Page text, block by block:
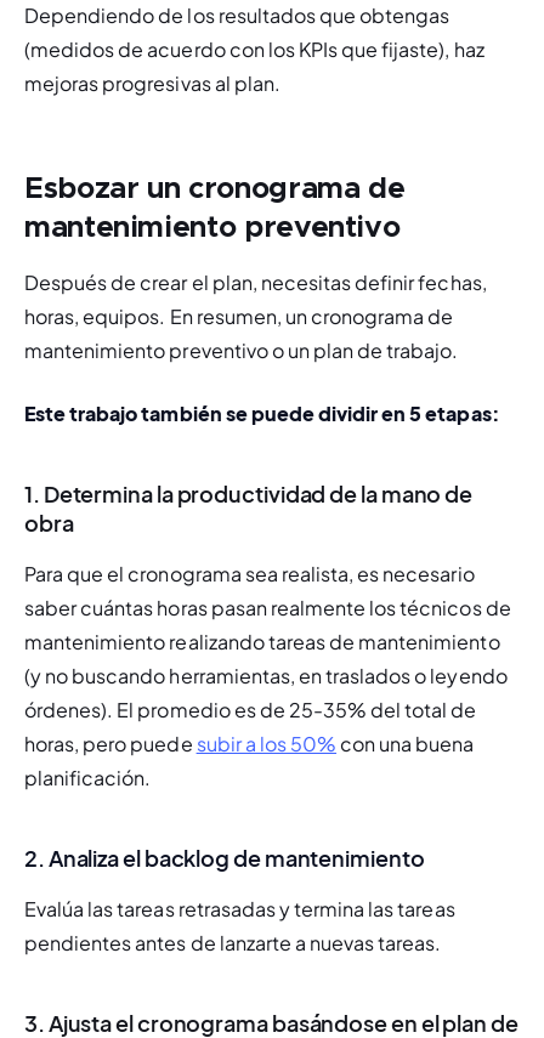
Dependiendo de los resultados que obtengas
(medidos de acuerdo con los KPIs que fijaste), haz
mejoras progresivas al plan.
Esbozar un cronograma de
mantenimiento preventivo
Después de crear el plan, necesitas definir fechas,
horas, equipos. En resumen, un cronograma de
mantenimiento preventivo o un plan de trabajo.
Este trabajo también se puede dividir en 5 etapas:
1. Determina la productividad de la mano de
obra
Para que el cronograma sea realista, es necesario
saber cuántas horas pasan realmente los técnicos de
mantenimiento realizando tareas de mantenimiento
(y no buscando herramientas, en traslados o leyendo
órdenes). El promedio es de 25-35% del total de
horas, pero puede subir a los 50% con una buena
planificación.
2. Analiza elbacklogde mantenimiento
Evalúa las tareas retrasadas y termina las tareas
pendientes antes de lanzarte a nuevas tareas.
3. Ajusta el cronograma basándose en el plan de